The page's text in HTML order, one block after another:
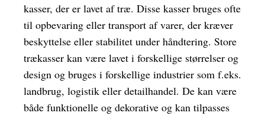
kasser, der er lavet af træ. Disse kasser bruges ofte
til opbevaring eller transport af varer, der kræver
beskyttelse eller stabilitet under håndtering. Store
trækasser kan være lavet i forskellige størrelser og
design og bruges i forskellige industrier som f.eks.
landbrug, logistik eller detailhandel. De kan være
både funktionelle og dekorative og kan tilpasses